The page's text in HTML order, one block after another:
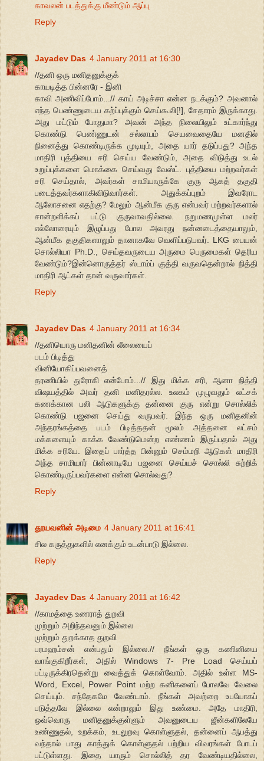
காவலன் படத்துக்கு மீண்டும் ஆப்பு
Reply
Jayadev Das 4 January 2011 at 16:30
//தனி ஒரு மனிதனுக்குக்
காயடித்த பின்னரே - இனி
காவி அணிவிப்போம்...// காய் அடிச்சா என்ன நடக்கும்? அவனால்
எந்த பெண்ணுடைய கற்ப்புக்கும் செய்கூலி[!], சேதாரம் இருக்காது.
அது மட்டும் போதுமா? அவன் அந்த நிலையிலும் உட்கார்ந்து
கொண்டு பெண்ணுடன் சல்லாபம் செயவைதையே மனதில்
நினைத்து கொண்டிருக்க முடியும், அதை யார் தடுப்பது? அந்த
மாதிரி புத்தியை சரி செய்ய வேண்டும், அதை விடுத்து உடல்
உறுப்புக்களை மொக்கை செய்வது வேஸ்ட். புத்தியை மற்றவர்கள்
சரி செய்தால், அவர்கள் சாமியாருக்கே குரு ஆகத் தகுதி
படைத்தவர்களாகிவிடுவார்கள். அதுக்கப்புறம் இவரோட
ஆலோசனை எதற்கு? மேலும் ஆன்மீக குரு என்பவர் மற்றவர்களால்
சான்றளிக்கப் பட்டு குருவாவதில்லை. நறுமணமுள்ள மலர்
எல்லோரையும் இழுப்பது போல அவரது நன்னடைத்தையாலும்,
ஆன்மீக தகுதிகளாலும் தானாகவே வெளிப்படுபவர். LKG பையன்
சொல்லியா Ph.D., செய்தவருடைய அருமை பெருமைகள் தெரிய
வேண்டும்?இன்னொருத்தர் ஸ்டாம்ப் குத்தி வருவதென்றால் நித்தி
மாதிரி ஆட்கள் தான் வருவார்கள்.
Reply
Jayadev Das 4 January 2011 at 16:34
//தனியொரு மனிதனின் லீலையைப்
படம் பிடித்து
வினியோகிப்பவனைத்
தரணியில் துரோகி என்போம்...// இது மிக்க சரி, ஆனா நித்தி
விஷயத்தில் அவர் தனி மனிதரல்ல. உலகம் முழுவதும் லட்சக்
கணக்கான பலி ஆடுகளுக்கு தன்னை குரு என்று சொல்லிக்
கொண்டு பஜனை செய்து வருபவர். இந்த ஒரு மனிதனின்
அந்தரங்கத்தை படம் பிடித்ததன் மூலம் அத்தனை லட்சம்
மக்களையும் காக்க வேண்டுமென்ற எண்ணம் இருப்பதால் அது
மிக்க சரியே. இதைப் பார்த்த பின்னும் செம்மறி ஆடுகள் மாதிரி
அந்த சாமியார் பின்னாடியே பஜனை செய்யச் சொல்லி சுற்றிக்
கொண்டிருப்பவர்களை என்ன சொல்வது?
Reply
தூயவனின் அடிமை 4 January 2011 at 16:41
சில கருத்துகளில் எனக்கும் உடன்பாடு இல்லை.
Reply
Jayadev Das 4 January 2011 at 16:42
//காமத்தை உணராத் துறவி
முற்றும் அறிந்தவனும் இல்லை
முற்றும் துறக்காத துறவி
பரமஹம்சன் என்பதும் இல்லை.// நீங்கள் ஒரு கணினியை
வாங்குகிறீர்கள், அதில் Windows 7- Pre Load செய்யப்
பட்டிருக்கிரதென்று வைத்துக் கொள்வோம். அதில் உள்ள MS-
Word, Excel, Power Point மற்ற கனிகளைப் போலவே வேலை
செய்யும். சந்தேகமே வேண்டாம். நீங்கள் அவற்றை உபயோகப்
படுத்தவே இல்லை என்றாலும் இது உண்மை. அதே மாதிரி,
ஒவ்வொரு மனிதனுக்குள்ளும் அவனுடைய ஜீன்களிலேயே
உண்ணுதல், உறக்கம், உடலுறவு கொள்ளுதல், தன்னைப் ஆபத்து
வந்தால் பாது காத்துக் கொள்ளுதல் பற்றிய விவரங்கள் போடப்
பட்டுள்ளது. இதை யாரும் சொல்லித் தர வேண்டியதில்லை,